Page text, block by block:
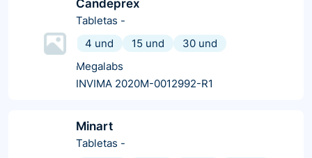
Candeprex
Tabletas -
4 und
15 und
30 und
Megalabs
INVIMA 2020M-0012992-R1
Minart
Tabletas -